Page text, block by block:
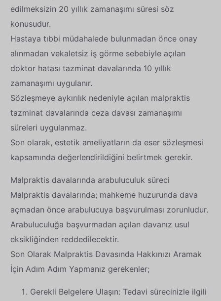
edilmeksizin 20 yıllık zamanaşımı süresi söz
konusudur.
Hastaya tıbbi müdahalede bulunmadan önce onay
alınmadan vekaletsiz iş görme sebebiyle açılan
doktor hatası tazminat davalarında 10 yıllık
zamanaşımı uygulanır.
Sözleşmeye aykırılık nedeniyle açılan malpraktis
tazminat davalarında ceza davası zamanaşımı
süreleri uygulanmaz.
Son olarak, estetik ameliyatların da eser sözleşmesi
kapsamında değerlendirildiğini belirtmek gerekir.
Malpraktis davalarında arabuluculuk süreci
Malpraktis davalarında; mahkeme huzurunda dava
açmadan önce arabulucuya başvurulması zorunludur.
Arabuluculuğa başvurmadan açılan davanız usul
eksikliğinden reddedilecektir.
Son Olarak Malpraktis Davasında Hakkınızı Aramak
İçin Adım Adım Yapmanız gerekenler;
Gerekli Belgelere Ulaşın: Tedavi sürecinizle ilgili